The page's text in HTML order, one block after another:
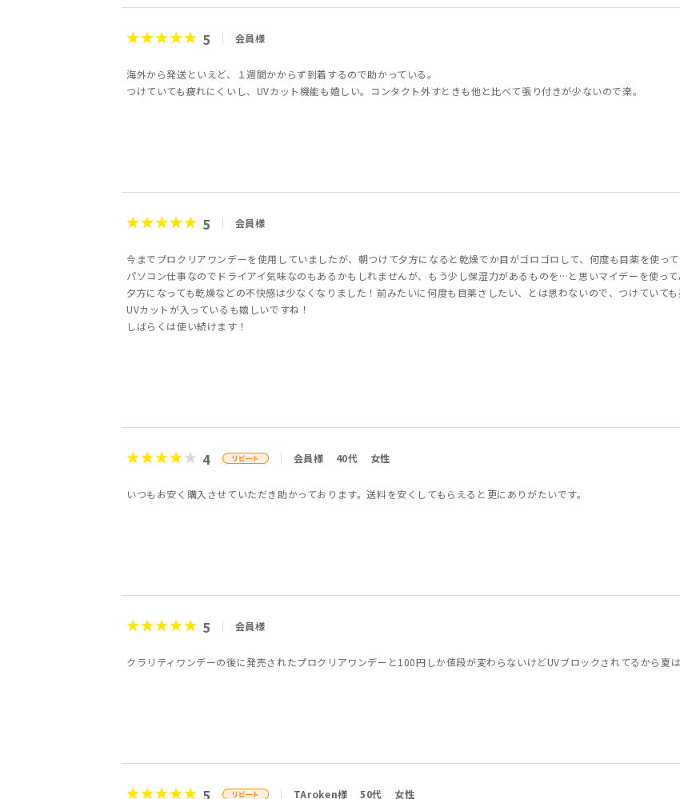
5 会員様
海外から発送といえど、１週間かからず到着するので助かっている。
つけていても疲れにくいし、UVカット機能も嬉しい。コンタクト外すときも他と比べて張り付きが少ないので楽。
5 会員様
今までプロクリアワンデーを使用していましたが、朝つけて夕方になると乾燥でか目がゴロゴロして、何度も目薬を使って
パソコン仕事なのでドライアイ気味なのもあるかもしれませんが、もう少し保湿力があるものを…と思いマイデーを使って
夕方になっても乾燥などの不快感は少なくなりました！前みたいに何度も目薬さしたい、とは思わないので、つけていても
UVカットが入っているも嬉しいですね！
しばらくは使い続けます！
4 会員様 40代 女性
いつもお安く購入させていただき助かっております。送料を安くしてもらえると更にありがたいです。
5 会員様
クラリティワンデーの後に発売されたプロクリアワンデーと100円しか値段が変わらないけどUVブロックされてるから夏
5 TAroken様 50代 女性